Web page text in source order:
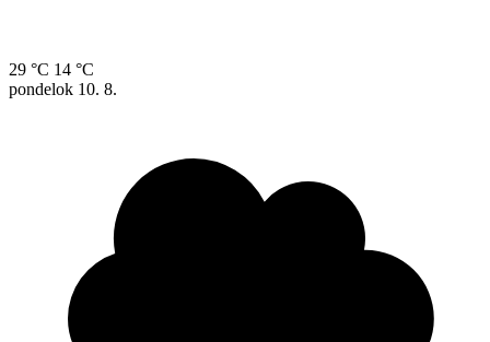
29 °C 14 °C
pondelok 10. 8.